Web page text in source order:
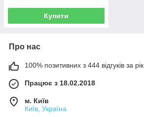
Купити
Про нас
100% позитивних з 444 відгуків за рік
Працює з 18.02.2018
м. Київ
Київ, Україна